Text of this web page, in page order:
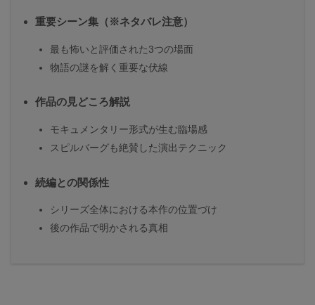
重要シーン集（※ネタバレ注意）
最も怖いと評価された3つの場面
物語の謎を解く重要な伏線
作品の見どころ解説
モキュメンタリー形式が生む臨場感
スピルバーグも絶賛した演出テクニック
続編との関係性
シリーズ全体における本作の位置づけ
後の作品で明かされる真相